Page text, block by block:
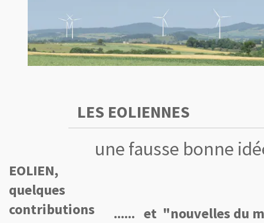
LES EOLIENNES
une fausse bonne
EOLIEN,
quelques
contributions
...... et "nouvelles du